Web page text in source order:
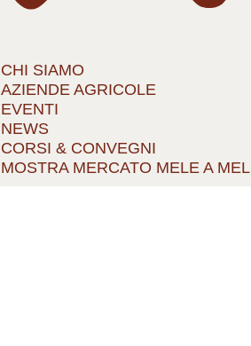
CHI SIAMO
AZIENDE AGRICOLE
EVENTI
NEWS
CORSI & CONVEGNI
MOSTRA MERCATO MELE A MEL